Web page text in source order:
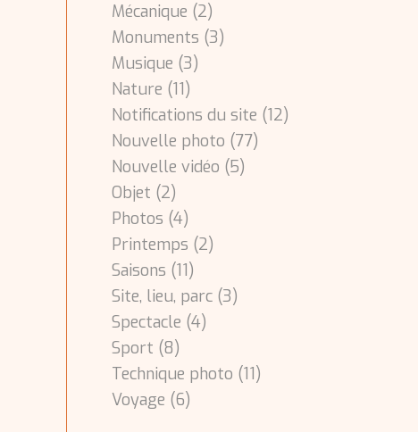
Mécanique (2)
Monuments (3)
Musique (3)
Nature (11)
Notifications du site (12)
Nouvelle photo (77)
Nouvelle vidéo (5)
Objet (2)
Photos (4)
Printemps (2)
Saisons (11)
Site, lieu, parc (3)
Spectacle (4)
Sport (8)
Technique photo (11)
Voyage (6)